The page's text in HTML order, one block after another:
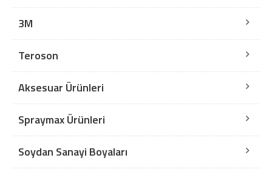
3M
Teroson
Aksesuar Ürünleri
Spraymax Ürünleri
Soydan Sanayi Boyaları